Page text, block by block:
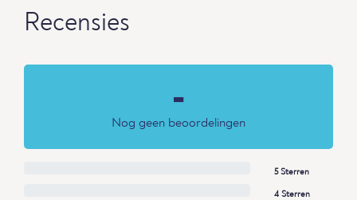
Recensies
-
Nog geen beoordelingen
5 Sterren
4 Sterren